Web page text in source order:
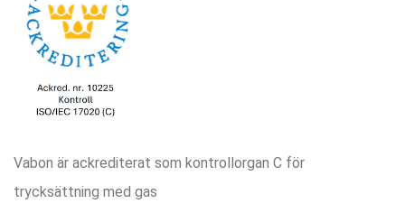
Vabon är ackrediterat som kontrollorgan C för
trycksättning med gas